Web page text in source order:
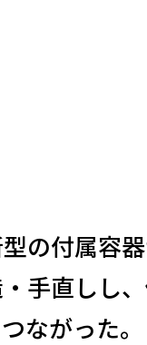
の付属容
手直しし
ながった。